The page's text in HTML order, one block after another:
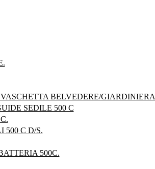
BELVEDERE/GIARDINIERA
SEDILE 500 C
500 C D/S.
500C.